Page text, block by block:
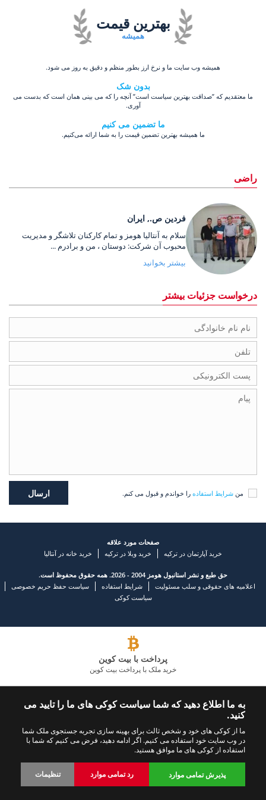
همیشه
بهترین قیمت
همیشه وب سایت ما و نرخ ارز بطور منظم و دقیق به روز می شود.
بدون شک
ما معتقدیم که ”صداقت بهترین سیاست است” آنچه را که می بینی همان است که بدست می
آوری.
ما تضمین می کنیم
ما همیشه بهترین تضمین قیمت را به شما ارائه می‌کنیم.
راضی
فردین ص., ایران
سلام به آنتالیا هومز و تمام کارکنان تلاشگر و مدیریت
محبوب آن شرکت: دوستان ، من و برادرم ...
بیشتر بخوانید
درخواست جزئیات بیشتر
من شرایط استفاده را خواندم و قبول می کنم.
صفحات مورد علاقه
خرید آپارتمان در ترکیه
خرید ویلا در ترکیه خرید خانه در آنتالیا
حق طبع و نشر استانبول هومز 2004 - 2026. همه حقوق محفوظ است.
اعلامیه های حقوقی و سلب مسئولیت
شرایط استفاده
سیاست حفظ حریم خصوصی
سیاست کوکی
پرداخت با بیت کوین
خرید ملک با پرداخت بیت کوین
شرکت املاک و مستغلات پیشرو
با ما تماس بگیرید
+902423245494
به ما اطلاع دهید که شما سیاست کوکی های ما را تایید می
کنید.
ما از کوکی های خود و شخص ثالث برای بهینه سازی تجربه جستجوی ملک شما
در وب سایت خود استفاده می کنیم. اگر ادامه دهید، فرض می کنیم که شما با
استفاده از کوکی های ما موافق هستید.
پذیرش تمامی موارد رد تمامی موارد تنظیمات